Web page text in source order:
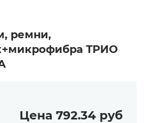
ремни,
ТРИО
Цена 792.34 руб